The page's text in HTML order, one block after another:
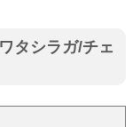
タシラガ/チェ